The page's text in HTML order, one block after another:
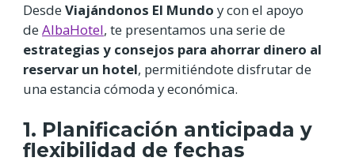
Desde Viajándonos El Mundo y con el apoyo
de AlbaHotel, te presentamos una serie de
estrategias y consejos para ahorrar dinero al
reservar un hotel, permitiéndote disfrutar de
una estancia cómoda y económica.
1. Planificación anticipada y
flexibilidad de fechas